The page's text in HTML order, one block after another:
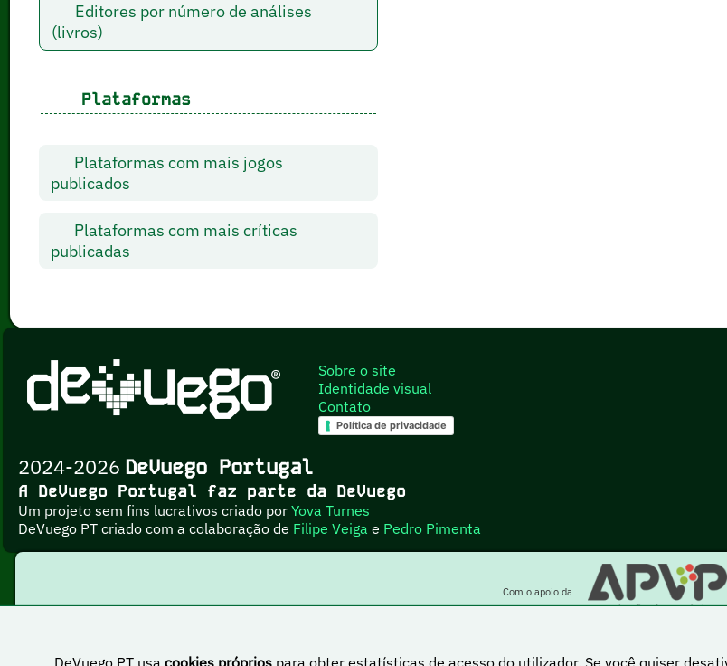
Editores por número de análises
(livros)
Plataformas
Plataformas com mais jogos
publicados
Plataformas com mais críticas
publicadas
Sobre o site
Identidade visual
Contato
Política de privacidade
2024-2026 DeVuego Portugal
A DeVuego Portugal faz parte da DeVuego
Um projeto sem fins lucrativos criado porYova Turnes
DeVuego PT criado com a colaboração de Filipe Veiga e Pedro Pimenta
Com o apoio da